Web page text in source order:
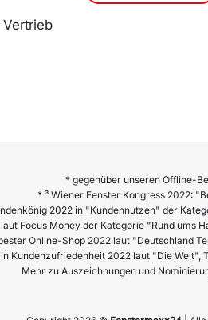
Vertrieb
* gegenüber unseren Offline-
* ³ Wiener Fenster Kongress 2022:
2022 in "Kundennutzen" der
Focus Money der Kategorie "Rund ums
Online-Shop 2022 laut "Deutschland
in Kundenzufriedenheit 2022 laut "Die Welt",
Mehr zu Auszeichnungen und